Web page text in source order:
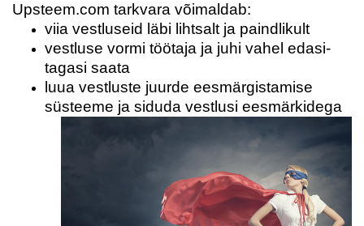
Upsteem.com tarkvara võimaldab:
viia vestluseid läbi lihtsalt ja paindlikult
vestluse vormi töötaja ja juhi vahel edasi-
tagasi saata
luua vestluste juurde eesmärgistamise
süsteeme ja siduda vestlusi eesmärkidega